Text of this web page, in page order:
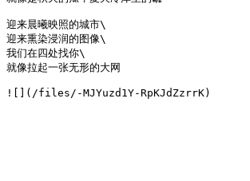
迎来晨曦映照的城市\
迎来熏染浸润的图像\
我们在四处找你\
就像拉起一张无形的大网